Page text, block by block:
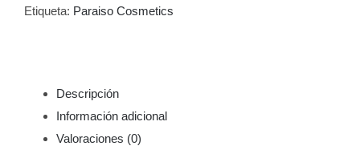
cantidad
Etiqueta: Paraiso Cosmetics
Descripción
Información adicional
Valoraciones (0)